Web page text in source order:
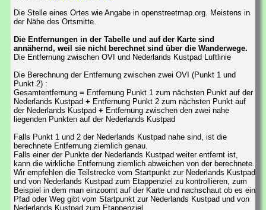
Die Stelle eines Ortes wie Angabe in openstreetmap.org. Meistens in
der Nähe des Ortsmitte.
Die Entfernungen in der Tabelle und auf der Karte sind
annähernd, weil sie nicht berechnet sind über die Wanderwege.
Die Entfernung zwischen OVI und Nederlands Kustpad Luftlinie
Die Berechnung der Entfernung zwischen zwei OVI (Punkt 1 und
Punkt 2) :
Gesamtentfernung = Entfernung Punkt 1 zum nächsten Punkt auf der
Nederlands Kustpad + Entfernung Punkt 2 zum nächsten Punkt auf
der Nederlands Kustpad + Entfernung zwischen den zwei nahe
liegenden Punkten auf der Nederlands Kustpad
Falls Punkt 1 und 2 der Nederlands Kustpad nahe sind, ist die
berechnete Entfernung ziemlich genau.
Falls einer der Punkte der Nederlands Kustpad weiter entfernt ist,
kann die wirkliche Entfernung ziemlich abweichen von der berechnete.
Wir empfehlen die Teilstrecke vom Startpunkt zur Nederlands Kustpad
und von Nederlands Kustpad zum Etappenziel zu kontrollieren, zum
Beispiel in dem man einzoomt auf der Karte und nachschaut ob es ein
Pfad oder Weg gibt vom Startpunkt zur Nederlands Kustpad und von
Nederlands Kustpad zum Etappenziel.